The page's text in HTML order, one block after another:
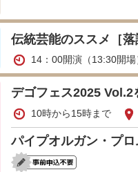
伝統芸能のススメ［
14：00開演（13:30開場
デゴフェス2025 Vol.2
10時から15時まで
パイプオルガン・プ